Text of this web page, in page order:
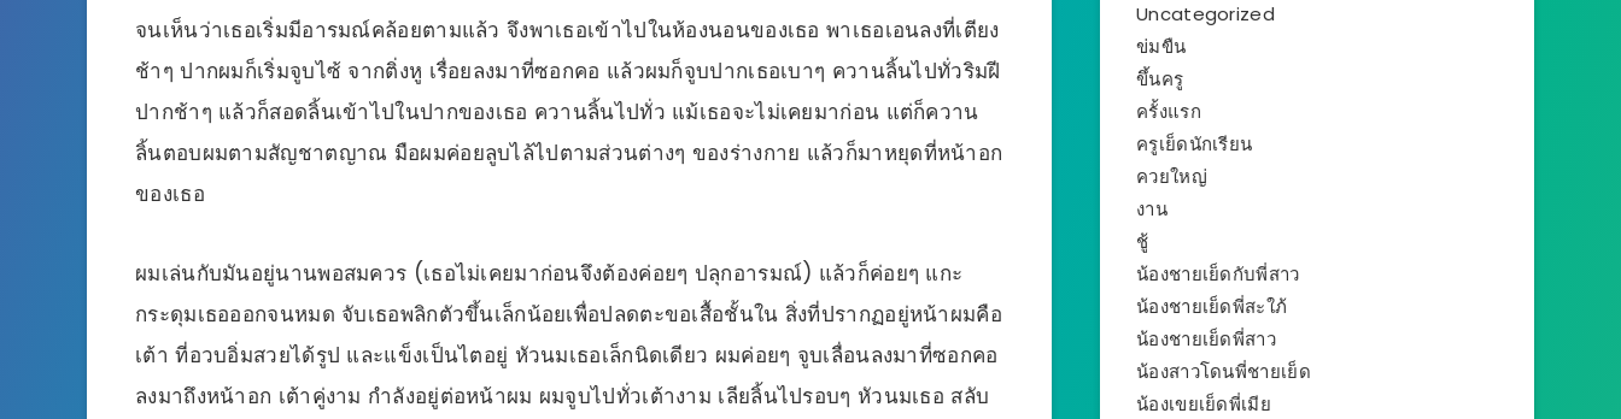
จนเห็นว่าเธอเริ่มมีอารมณ์คล้อยตามแล้ว จึงพาเธอเข้าไปในห้องนอนของเธอ พาเธอเอนลงที่เตียง
ช้าๆ ปากผมก็เริ่มจูบไซ้ จากติ่งหู เรื่อยลงมาที่ซอกคอ แล้วผมก็จูบปากเธอเบาๆ ควานลิ้นไปทั่วริมฝี
ปากช้าๆ แล้วก็สอดลิ้นเข้าไปในปากของเธอ ควานลิ้นไปทั่ว แม้เธอจะไม่เคยมาก่อน แต่ก็ควาน
ลิ้นตอบผมตามสัญชาตญาณ มือผมค่อยลูบไล้ไปตามส่วนต่างๆ ของร่างกาย แล้วก็มาหยุดที่หน้าอก
ของเธอ
ผมเล่นกับมันอยู่นานพอสมควร (เธอไม่เคยมาก่อนจึงต้องค่อยๆ ปลุกอารมณ์) แล้วก็ค่อยๆ แกะ
กระดุมเธอออกจนหมด จับเธอพลิกตัวขึ้นเล็กน้อยเพื่อปลดตะขอเสื้อชั้นใน สิ่งที่ปรากฏอยู่หน้าผมคือ
เต้า ที่อวบอิ่มสวยได้รูป และแข็งเป็นไตอยู่ หัวนมเธอเล็กนิดเดียว ผมค่อยๆ จูบเลื่อนลงมาที่ซอกคอ
ลงมาถึงหน้าอก เต้าคู่งาม กำลังอยู่ต่อหน้าผม ผมจูบไปทั่วเต้างาม เลียลิ้นไปรอบๆ หัวนมเธอ สลับ
Uncategorized
ข่มขืน
ขึ้นครู
ครั้งแรก
ครูเย็ดนักเรียน
ควยใหญ่
งาน
ชู้
น้องชายเย็ดกับพี่สาว
น้องชายเย็ดพี่สะใภ้
น้องชายเย็ดพี่สาว
น้องสาวโดนพี่ชายเย็ด
น้องเขยเย็ดพี่เมีย